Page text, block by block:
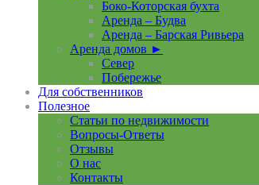
Боко-Которская бухта
Аренда – Будва
Аренда – Барская Ривьера
Аренда домов ►
Север
Побережье
Для собственников
Полезное
Статьи по недвижимости
Вопросы-Ответы
Отзывы
О нас
Контакты